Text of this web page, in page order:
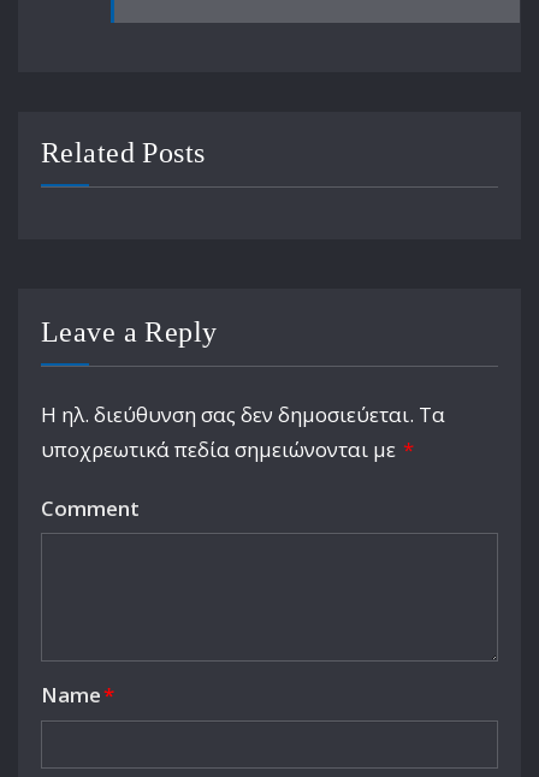
Related Posts
Leave a Reply
Η ηλ. διεύθυνση σας δεν δημοσιεύεται. Τα
υποχρεωτικά πεδία σημειώνονται με *
Comment
Name*